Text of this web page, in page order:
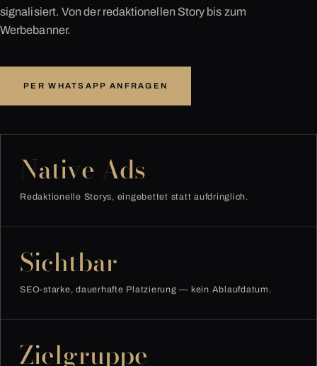
signalisiert. Von der redaktionellen Story bis zum
Werbebanner.
PER WHATSAPP ANFRAGEN
Native Ads
Redaktionelle Storys, eingebettet statt aufdringlich.
Sichtbar
SEO-starke, dauerhafte Platzierung — kein Ablaufdatum.
Zielgruppe